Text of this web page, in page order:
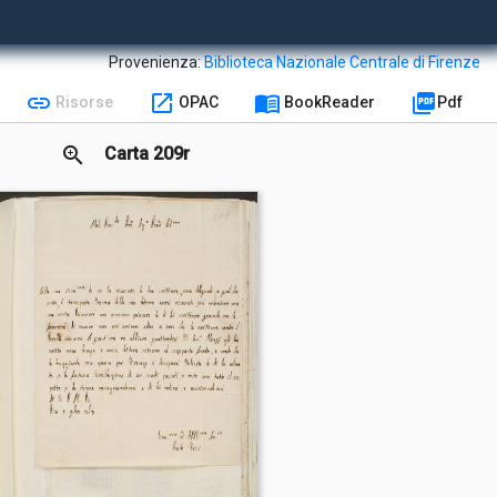
Provenienza:Biblioteca Nazionale Centrale di Firenze
link Risorse open_in_new OPAC menu_book BookReader picture_as_pdf Pdf
zoom_in Carta 209r